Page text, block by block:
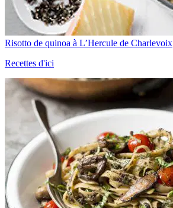
Risotto de quinoa à L’Hercule de Charlevoix
Recettes d'ici